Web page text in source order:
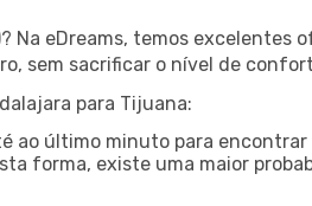
Na eDreams, temos excelentes
sem sacrificar o nível de
para Tijuana:
ao último minuto para
forma, existe uma maior